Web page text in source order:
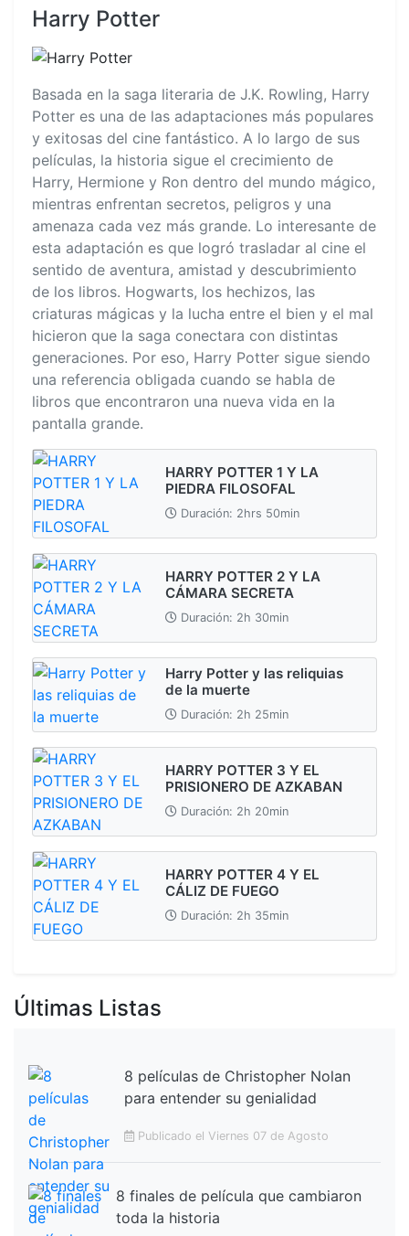
Harry Potter
Basada en la saga literaria de J.K. Rowling, Harry
Potter es una de las adaptaciones más populares
y exitosas del cine fantástico. A lo largo de sus
películas, la historia sigue el crecimiento de
Harry, Hermione y Ron dentro del mundo mágico,
mientras enfrentan secretos, peligros y una
amenaza cada vez más grande. Lo interesante de
esta adaptación es que logró trasladar al cine el
sentido de aventura, amistad y descubrimiento
de los libros. Hogwarts, los hechizos, las
criaturas mágicas y la lucha entre el bien y el mal
hicieron que la saga conectara con distintas
generaciones. Por eso, Harry Potter sigue siendo
una referencia obligada cuando se habla de
libros que encontraron una nueva vida en la
pantalla grande.
HARRY POTTER 1 Y LA
PIEDRA FILOSOFAL
Duración: 2hrs 50min
HARRY POTTER 2 Y LA
CÁMARA SECRETA
Duración: 2h 30min
Harry Potter y las reliquias
de la muerte
Duración: 2h 25min
HARRY POTTER 3 Y EL
PRISIONERO DE AZKABAN
Duración: 2h 20min
HARRY POTTER 4 Y EL
CÁLIZ DE FUEGO
Duración: 2h 35min
Últimas Listas
8 películas de Christopher Nolan
para entender su genialidad
Publicado el Viernes 07 de Agosto
8 finales de película que cambiaron
toda la historia